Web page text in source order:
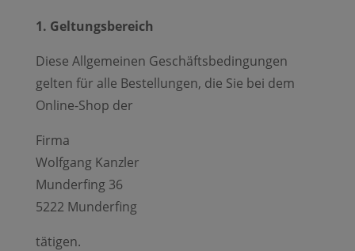
1. Geltungsbereich
Diese Allgemeinen Geschäftsbedingungen
gelten für alle Bestellungen, die Sie bei dem
Online-Shop der
Firma
Wolfgang Kanzler
Munderfing 36
5222 Munderfing
tätigen.